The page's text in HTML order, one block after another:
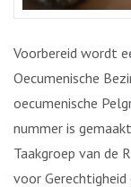
Voorbereid wordt
Oecumenische
oecumenische
nummer is
Taakgroep van de
voor